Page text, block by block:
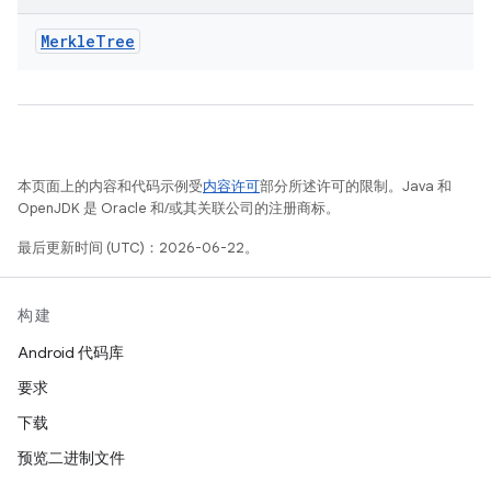
MerkleTree
本页面上的内容和代码示例受内容许可部分所述许可的限制。Java 和
OpenJDK 是 Oracle 和/或其关联公司的注册商标。
最后更新时间 (UTC)：2026-06-22。
构建
Android 代码库
要求
下载
预览二进制文件